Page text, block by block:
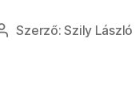
Bejegyzés
Szerző:Szily László